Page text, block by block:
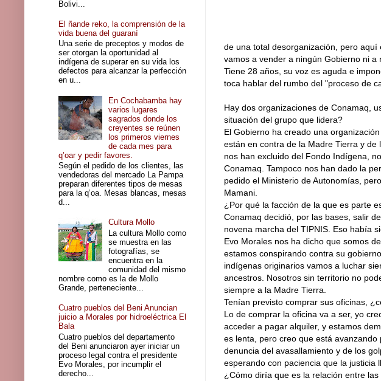
de una total desorganización, pero
vamos a vender a ningún Gobierno ni a
Tiene 28 años, su voz es aguda e
toca hablar del rumbo del "proceso de
Hay dos organizaciones de Conamaq,
situación del grupo que lidera?
El Gobierno ha creado una
están en contra de la Madre Tierra y de
nos han excluido del Fondo Indígena,
Conamaq. Tampoco nos han dado la
pedido el Ministerio de Autonomías,
Mamani.
¿Por qué la facción de la que es parte
Conamaq decidió, por las bases, salir
novena marcha del TIPNIS. Eso había
Evo Morales nos ha dicho que somos
estamos conspirando contra su
indígenas originarios vamos a luchar
ancestros. Nosotros sin territorio no
siempre a la Madre Tierra.
Tenían previsto comprar sus oficinas,
Lo de comprar la oficina va a ser, yo
acceder a pagar alquiler, y estamos
es lenta, pero creo que está
denuncia del avasallamiento y de los
esperando con paciencia que la justicia
¿Cómo diría que es la relación entre
Bolivi...
El ñande reko, la comprensión de la
vida buena del guaraní
Una serie de preceptos y modos de
ser otorgan la oportunidad al
indígena de superar en su vida los
defectos para alcanzar la perfección
en u...
En Cochabamba hay
varios lugares
sagrados donde los
creyentes se reúnen
los primeros viernes
de cada mes para
q’oar y pedir favores.
Según el pedido de los clientes, las
vendedoras del mercado La Pampa
preparan diferentes tipos de mesas
para la q’oa. Mesas blancas, mesas
d...
Cultura Mollo
La cultura Mollo como
se muestra en las
fotografías, se
encuentra en la
comunidad del mismo
nombre como es la de Mollo
Grande, perteneciente...
Cuatro pueblos del Beni Anuncian
juicio a Morales por hidroeléctrica El
Bala
Cuatro pueblos del departamento
del Beni anunciaron ayer iniciar un
proceso legal contra el presidente
Evo Morales, por incumplir el
derecho...